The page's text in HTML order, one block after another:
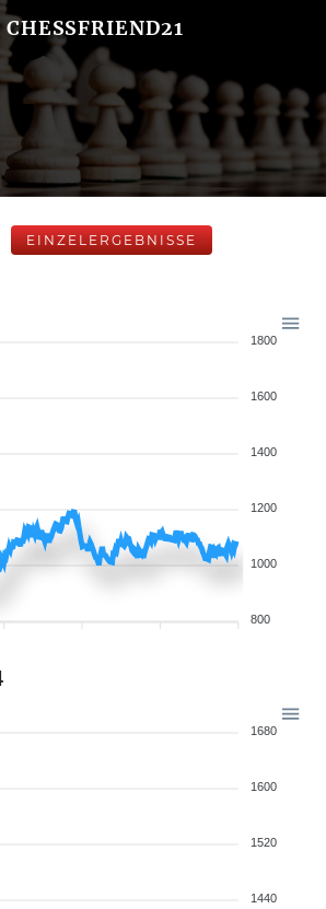
CHESSFRIEND21
EINZELERGEBNISSE
1800
1600
1400
1200
1000
800
1680
1600
1520
1440